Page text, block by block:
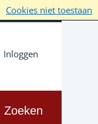
Cookies niet toestaan
Inloggen